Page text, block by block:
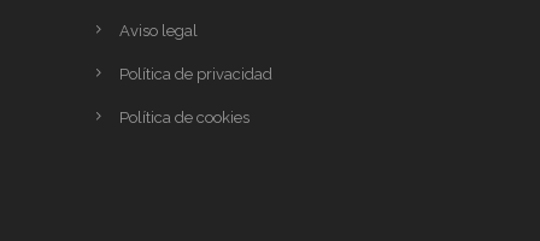
Aviso legal
Política de privacidad
Política de cookies